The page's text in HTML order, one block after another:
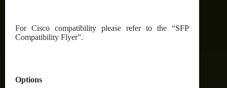
For Cisco compatibility please refer to the “SFP
Compatibility Flyer”.
Options